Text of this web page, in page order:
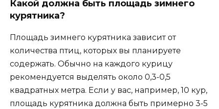
Какой должна быть площадь зимнего
курятника?
Площадь зимнего курятника зависит от
количества птиц, которых вы планируете
содержать. Обычно на каждого курицу
рекомендуется выделять около 0,3-0,5
квадратных метра. Если у вас, например, 10 кур,
площадь курятника должна быть примерно 3-5